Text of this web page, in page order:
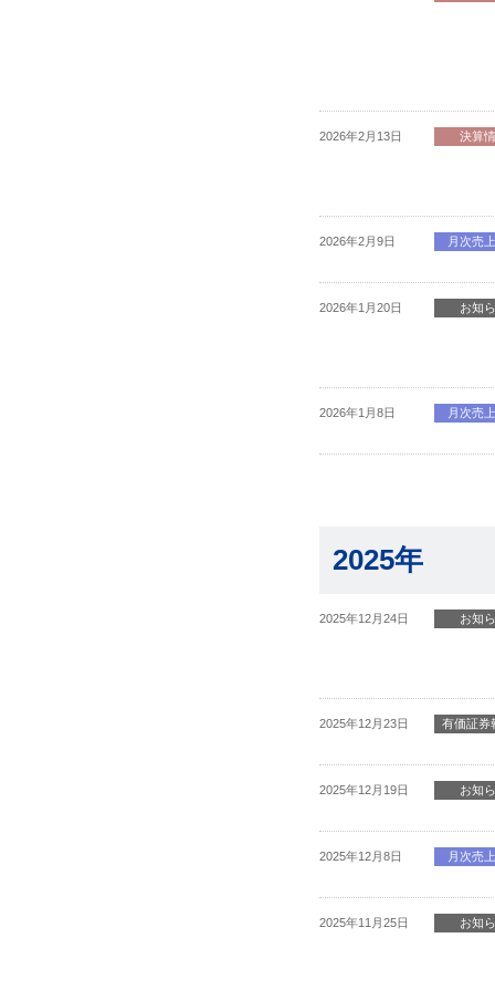
2026年2月13日 決算
2026年2月9日 月次売
2026年1月20日 お知
2026年1月8日 月次売
2025年
2025年12月24日 お知
2025年12月23日 有価証券
2025年12月19日 お知
2025年12月8日 月次売
2025年11月25日 お知